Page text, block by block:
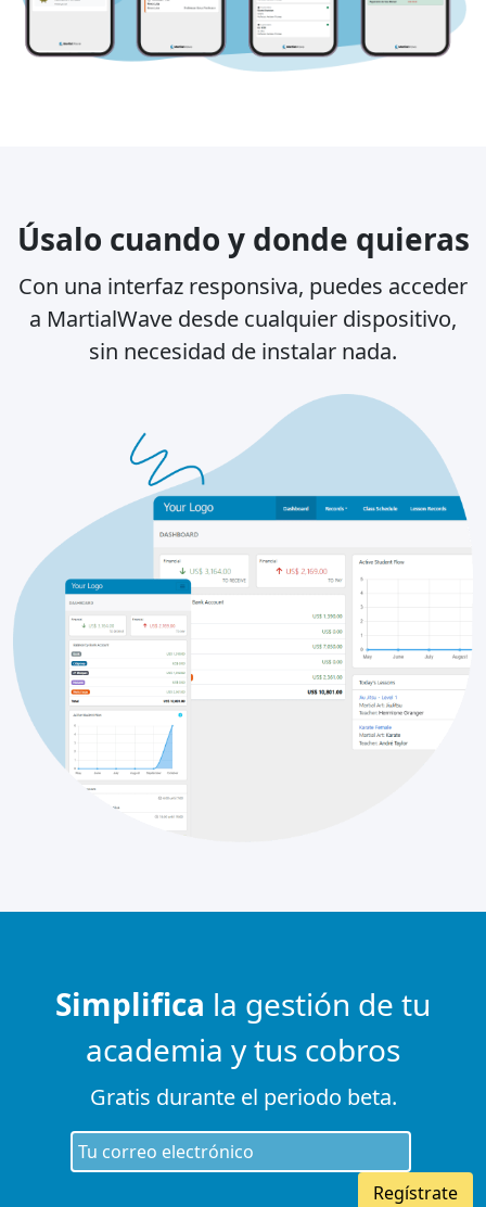
Úsalo cuando y donde quieras
Con una interfaz responsiva, puedes acceder
a MartialWave desde cualquier dispositivo,
sin necesidad de instalar nada.
Simplifica la gestión de tu
academia y tus cobros
Gratis durante el periodo beta.
Regístrate